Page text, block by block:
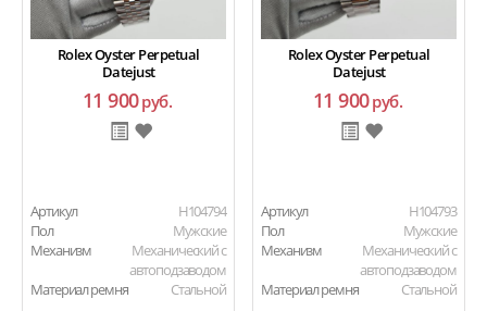
Rolex Oyster Perpetual
Datejust
11 900руб.
Артикул
H104794
Пол
Мужские
Механизм
Механический с
автоподзаводом
Материал ремня
Стальной
Rolex Oyster Perpetual
Datejust
11 900руб.
Артикул
H104793
Пол
Мужские
Механизм
Механический с
автоподзаводом
Материал ремня
Стальной